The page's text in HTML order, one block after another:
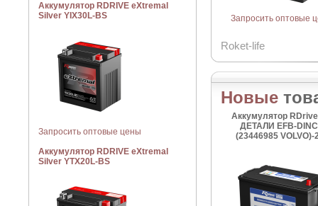
Аккумулятор RDRIVE eXtremal
Silver YIX30L-BS
Запросить оптовые цены
Аккумулятор RDRIVE eXtremal
Silver YTX20L-BS
Запросить оптовые
Roket-life
Новые
Аккумулятор RDrive
ДЕТАЛИ EFB-
(23446985 VOLVO)-